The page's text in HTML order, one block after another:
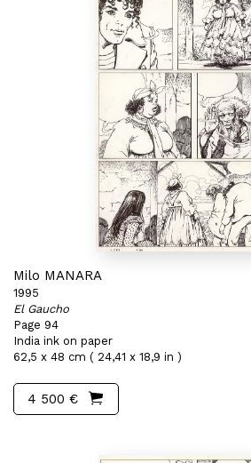
Milo MANARA
1995
El Gaucho
Page 94
India ink on paper
62,5 x 48 cm ( 24,41 x 18,9 in )
4 500 €